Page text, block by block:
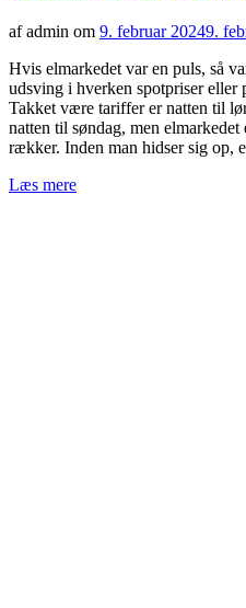
af admin om 9. februar 20249.
Hvis elmarkedet var en puls, så
udsving i hverken spotpriser eller
Takket være tariffer er natten til
natten til søndag, men
rækker. Inden man hidser sig op,
Læs mere